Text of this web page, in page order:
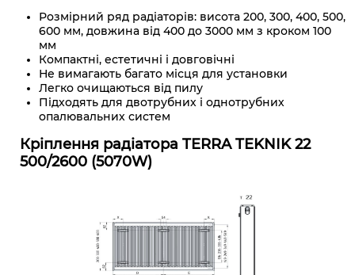
Розмірний ряд радіаторів: висота 200, 300, 400, 500,
600 мм, довжина від 400 до 3000 мм з кроком 100
мм
Компактні, естетичні і довговічні
Не вимагають багато місця для установки
Легко очищаються від пилу
Підходять для двотрубних і однотрубних
опалювальних систем
Кріплення радіатора TERRA TEKNIK 22
500/2600 (5070W)